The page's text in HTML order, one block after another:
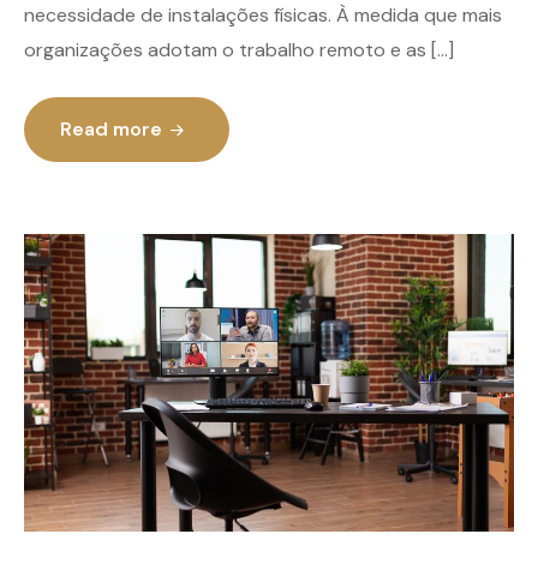
necessidade de instalações físicas. À medida que mais
organizações adotam o trabalho remoto e as […]
Read more